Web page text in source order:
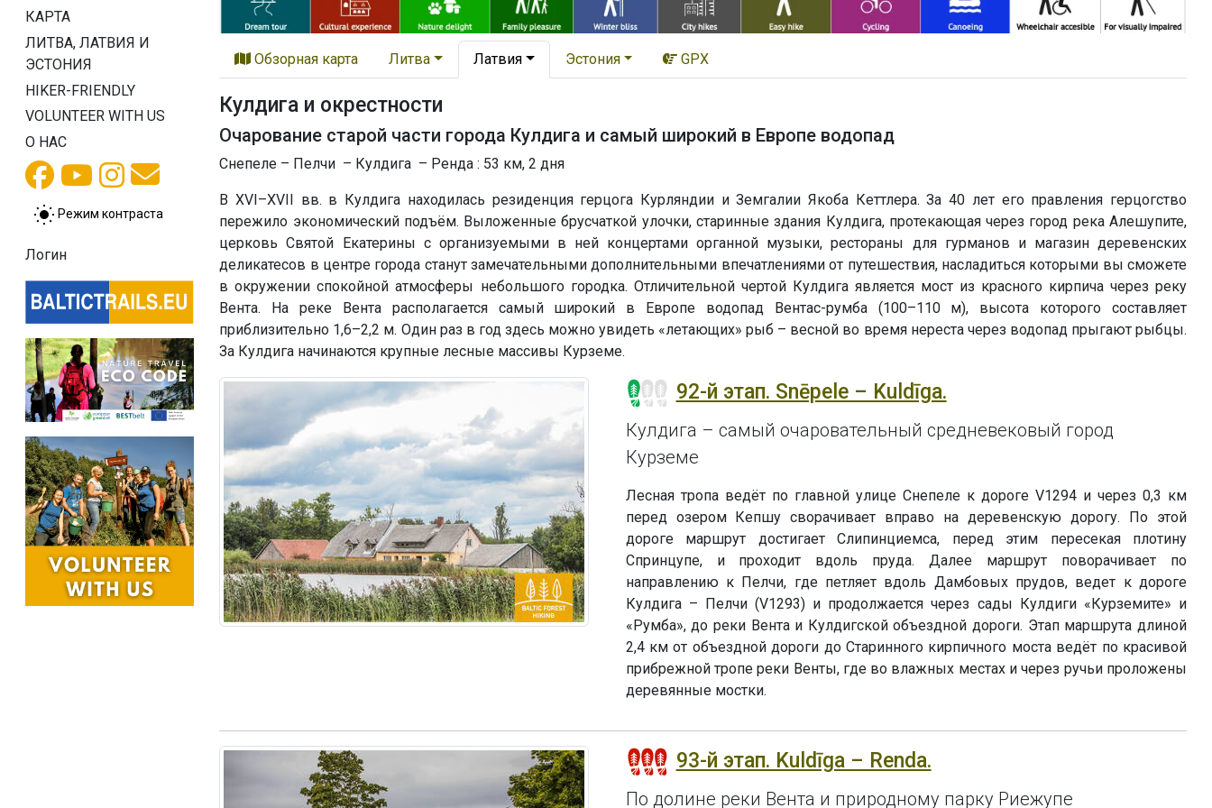
КАРТА
ЛИТВА, ЛАТВИЯ И
ЭСТОНИЯ
HIKER-FRIENDLY
VOLUNTEER WITH US
О НАС
Режим контраста
Логин
Обзорная карта Литва Латвия Эстония GPX
Кулдига и окрестности
Очарование старой части города Кулдига и самый широкий в Европе водопад
Снепеле – Пелчи – Кулдига – Ренда : 53 км, 2 дня
В XVI–XVII вв. в Кулдига находилась резиденция герцога Курляндии и Земгалии Якоба Кеттлера. За 40 лет его правления герцогство
пережило экономический подъём. Выложенные брусчаткой улочки, старинные здания Кулдига, протекающая через город река Алешупите,
церковь Святой Екатерины с организуемыми в ней концертами органной музыки, рестораны для гурманов и магазин деревенских
деликатесов в центре города станут замечательными дополнительными впечатлениями от путешествия, насладиться которыми вы сможете
в окружении спокойной атмосферы небольшого городка. Отличительной чертой Кулдига является мост из красного кирпича через реку
Вента. На реке Вента располагается самый широкий в Европе водопад Вентас-румба (100–110 м), высота которого составляет
приблизительно 1,6–2,2 м. Один раз в год здесь можно увидеть «летающих» рыб – весной во время нереста через водопад прыгают рыбцы.
За Кулдига начинаются крупные лесные массивы Курземе.
92-й этап. Snēpele – Kuldīga.
Кулдигa – самый очаровательный средневековый город
Курземе
Лесная тропа ведёт по главной улице Снепеле к дороге V1294 и через 0,3 км
перед озером Кепшу сворачивает вправо на деревенскую дорогу. По этой
дороге маршрут достигает Слипинциемса, перед этим пересекая плотину
Спринцупе, и проходит вдоль пруда. Далее маршрут поворачивает по
направлению к Пелчи, где петляет вдоль Дамбовых прудов, ведет к дороге
Кулдига – Пелчи (V1293) и продолжается через сады Кулдиги «Курземите» и
«Румба», до реки Вента и Кулдигской объездной дороги. Этап маршрута длиной
2,4 км от объездной дороги до Старинного кирпичного моста ведёт по красивой
прибрежной тропе реки Венты, где во влажных местах и через ручьи проложены
деревянные мостки.
93-й этап. Kuldīga – Renda.
По долине реки Вента и природному парку Риежупе